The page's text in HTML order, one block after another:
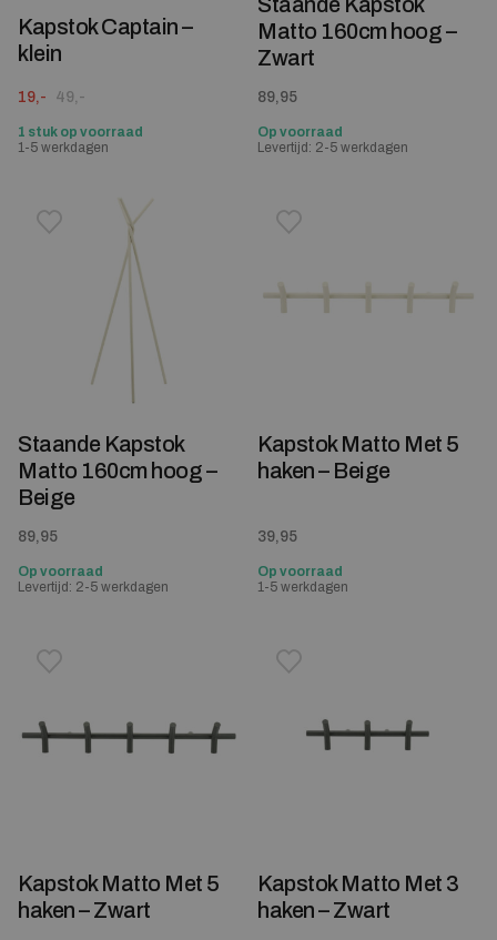
Kapstok Captain –
klein
49,-
Oorspronkelijke prijs was: 49,-.
19,-
Huidige prijs is: 19,-.
1 stuk op voorraad
1-5 werkdagen
Matto 160cm hoog –
Zwart
89,95
Op voorraad
Levertijd: 2-5 werkdagen
Toevoegen aan verlanglijstje
Verwijderen van verlanglijst
Staande Kapstok
Matto 160cm hoog –
Beige
89,95
Op voorraad
Levertijd: 2-5 werkdagen
Toevoegen aan
Verwijderen van verlanglijst
Kapstok Matto Met 5
haken – Beige
39,95
Op voorraad
1-5 werkdagen
Toevoegen aan verlanglijstje
Verwijderen van verlanglijst
Kapstok Matto Met 5
haken – Zwart
Toevoegen aan
Verwijderen van verlanglijst
Kapstok Matto Met 3
haken – Zwart